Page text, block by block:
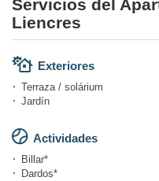
Servicios del
Liencres
Exteriores
Terraza / solárium
Jardín
Actividades
Billar*
Dardos*